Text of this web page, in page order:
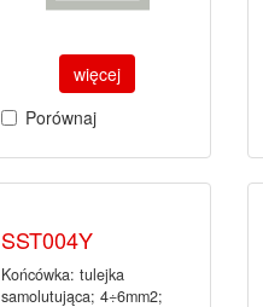
więcej
Porównaj
SST004Y
Końcówka: tulejka
samolutująca; 4÷6mm2;